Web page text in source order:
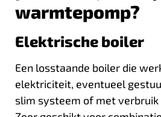
warmtepomp?
Elektrische boiler
Een losstaande boiler die
elektriciteit, eventueel
slim systeem of met